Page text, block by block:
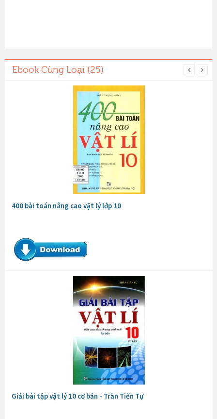
Ebook Cùng Loại (25)
400 bài toán nâng cao vật lý lớp 10
Giải bài tập vật lý 10 cơ bản - Trần Tiến Tự